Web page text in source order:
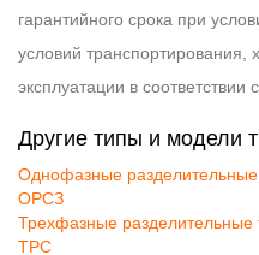
гарантийного срока при
условий транспортирования,
эксплуатации в соответствии
Другие типы и модели
Однофазные
ОРСЗ
Трехфазные
ТРС